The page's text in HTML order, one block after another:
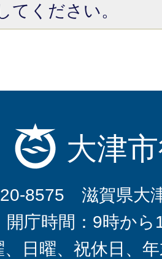
てください。
大津
8575 滋賀県大
開庁時間：9時から
、日曜、祝休日、